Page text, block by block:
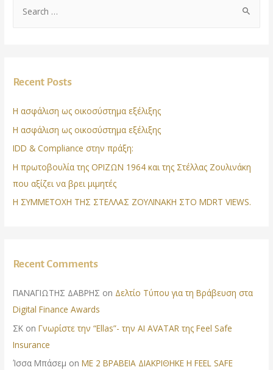
Recent Posts
Η ασφάλιση ως οικοσύστημα εξέλιξης
Η ασφάλιση ως οικοσύστημα εξέλιξης
IDD & Compliance στην πράξη:
Η πρωτοβουλία της ΟΡΙΖΩΝ 1964 και της Στέλλας Ζουλινάκη
που αξίζει να βρει μιμητές
Η ΣΥΜΜΕΤΟΧΗ ΤΗΣ ΣΤΕΛΛΑΣ ΖΟΥΛΙΝΑΚΗ ΣΤΟ MDRT VIEWS.
Recent Comments
ΠΑΝΑΓΙΩΤΗΣ ΔΑΒΡΗΣ on Δελτίο Τύπου για τη Βράβευση στα
Digital Finance Awards
ΣΚ onΓνωρίστε την “Ellas”- την AI AVATAR της Feel Safe
Insurance
Ίσσα Μπάσεμ onΜΕ 2 ΒΡΑΒΕΙΑ ΔΙΑΚΡΙΘΗΚΕ Η FEEL SAFE